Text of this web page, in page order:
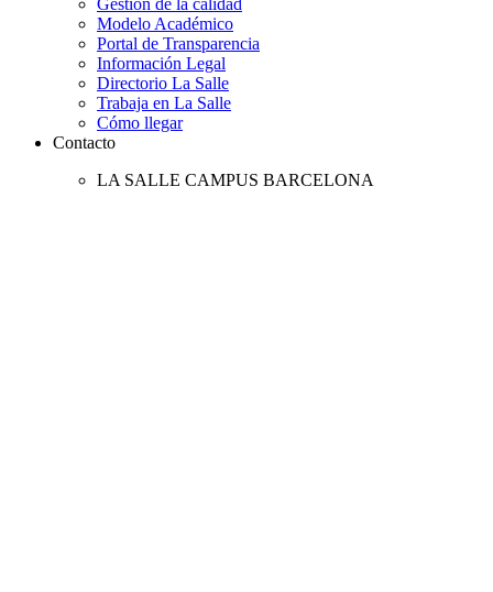
Gestión de la calidad
Modelo Académico
Portal de Transparencia
Información Legal
Directorio La Salle
Trabaja en La Salle
Cómo llegar
Contacto
LA SALLE CAMPUS BARCELONA